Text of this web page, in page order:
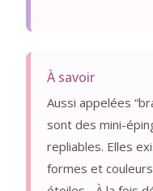
À savoir
Aussi appelées
sont des mini-
repliables. Elles
formes et